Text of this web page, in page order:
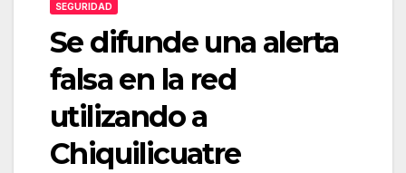
SEGURIDAD
Se difunde una alerta
falsa en la red
utilizando a
Chiquilicuatre